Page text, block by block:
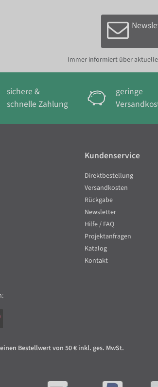
Immer informiert über
sichere &
schnelle Zahlung
geringe
Kundenservice
Direktbestellung
Versandkosten
Rückgabe
Newsletter
Hilfe / FAQ
Projektanfragen
Katalog
Kontakt
Bestellwert von 50 € inkl. ges. MwSt.